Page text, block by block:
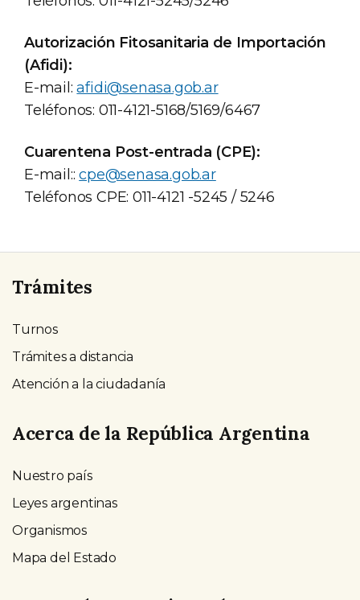
Autorización Fitosanitaria de Importación
(Afidi):
E-mail:afidi@senasa.gob.ar
Teléfonos: 011-4121-5168/5169/6467
Cuarentena Post-entrada (CPE):
E-mail::cpe@senasa.gob.ar
Teléfonos CPE: 011-4121 -5245 / 5246
Trámites
Turnos
Trámites a distancia
Atención a la ciudadanía
Acerca de la República Argentina
Nuestro país
Leyes argentinas
Organismos
Mapa del Estado